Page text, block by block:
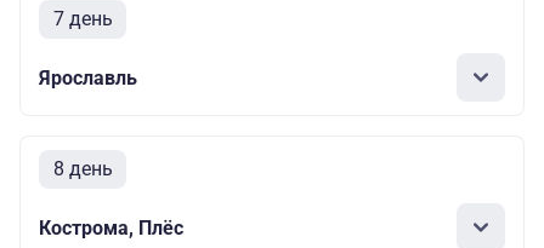
7 день
Ярославль
8 день
Кострома, Плёс